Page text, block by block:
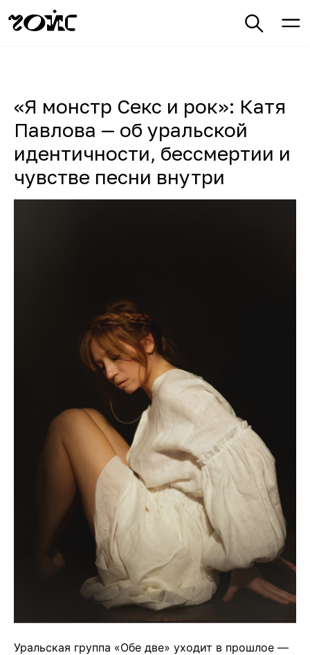
«Я монстр Секс и рок»: Катя
Павлова — об уральской
идентичности, бессмертии и
чувстве песни внутри
Уральская группа «Обе две» уходит в прошлое —